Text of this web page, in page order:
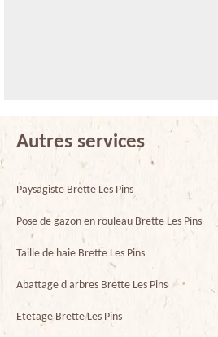
Autres services
Paysagiste Brette Les Pins
Pose de gazon en rouleau Brette Les Pins
Taille de haie Brette Les Pins
Abattage d'arbres Brette Les Pins
Etetage Brette Les Pins